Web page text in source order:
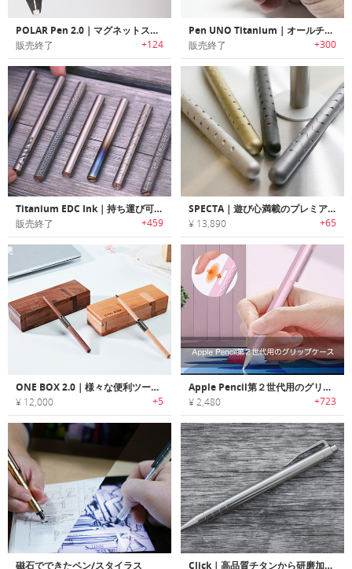
POLAR Pen 2.0｜マグネットスタイラスペン「ポーラーペン2.0」
販売終了 +124
Pen UNO Titanium｜オールチタン製ミニマルデザインペン「ウノ」
販売終了 +300
Titanium EDC Ink｜持ち運び可能なチタン製キーホルダーペン「EDC インク」
販売終了 +459
SPECTA｜遊び心満載のプレミアム合金ペン・フィジェットボール「スペクタ」
¥ 13,890 +65
ONE BOX 2.0｜様々な便利ツールに組み替えれる木製筆箱
¥ 12,000 +5
Apple Pencil第２世代用のグリップケース
¥ 2,480 +723
磁石でできたペン/スタイラス Click｜高品質チタンから研磨加工したパーツのみを使用したクリック式ペン「クリック」